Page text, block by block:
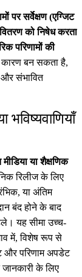
पर सर्वेक्षण (एग्जिट
को निषेध करता
परिणामों की
कारण बन सकता है,
संभावित
मीडिया या शैक्षणिक
रिलीज के लिए
या अंतिम
बंद होने के बाद
यह सीमा उच्च-
में, विशेष रूप से
और परिणाम अपडेट
के लिए